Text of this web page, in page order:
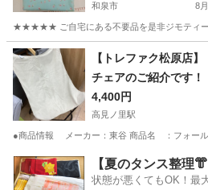
和泉市 8
★★★★★ ご自宅にある不要品を是非ジモティー
大阪 和泉市 ファブリック、カバー
【トレファク松原店
チェアのご紹介です！
4,400円
高見ノ里駅
●商品情報 メーカー：東谷 商品名 ：フォー
大阪 松原市 高見ノ里駅 椅子
【夏のタンス整理
状態が悪くてもOK！最